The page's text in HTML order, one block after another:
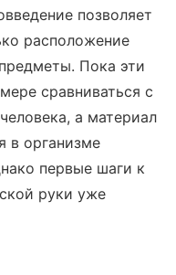
позволяет
расположение
Пока эти
сравниваться с
а материал
в организме
первые шаги к
руки уже